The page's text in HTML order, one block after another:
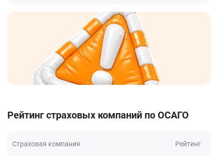
Рейтинг страховых компаний по ОСАГО
Страховая компания Рейтинг